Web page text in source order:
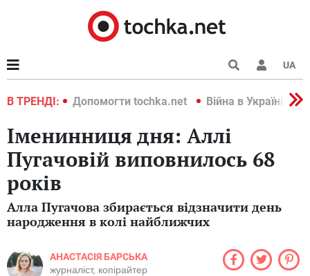
UA
В ТРЕНДІ:
2022 Допомогти tochka.net Війна в Україні 2022
Іменинниця дня: Аллі
Пугачовій виповнилось 68
років
Алла Пугачова збирається відзначити день
народження в колі найближчих
АНАСТАСІЯ БАРСЬКА
журналіст, копірайтер